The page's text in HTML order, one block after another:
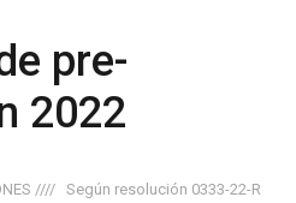
pre-
2022
//// Según resolución 0333-22-R